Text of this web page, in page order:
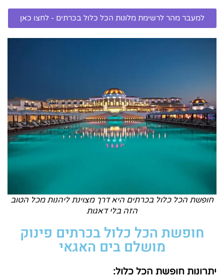
למעבר מהר לרשימת מלונות הכל כלול בכרתים - לחצו כאן
חופשת הכל כלול בכרתים היא דרך מצוינת ליהנות מכל הטוב
הזה בלי דאגות
חופשת הכל כלול בכרתים פינוק
מושלם בים האגאי
יתרונות חופשת הכל כלול: